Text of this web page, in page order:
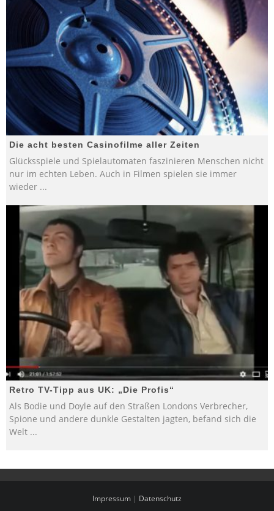
Die acht besten Casinofilme aller Zeiten
Glücksspiele und Spielautomaten faszinieren Menschen nicht
nur im echten Leben. Auch in Filmen spielen sie immer
wieder ...
Retro TV-Tipp aus UK: „Die Profis“
Als Bodie und Doyle auf den Straßen Londons Verbrecher,
Spione und andere dunkle Gestalten jagten, befand sich die
Welt ...
Impressum | Datenschutz